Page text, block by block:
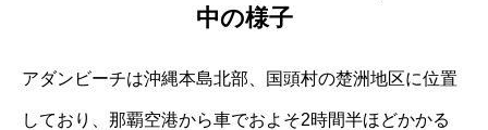
中の様子
アダンビーチは沖縄本島北部、国頭村の楚洲地区に位置
しており、那覇空港から車でおよそ2時間半ほどかかる